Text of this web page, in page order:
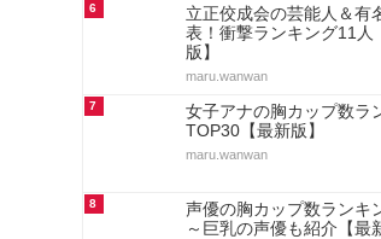
6
立正佼成会の芸能人＆有
表！衝撃ランキング11人
版】
maru.wanwan
7
女子アナの胸カップ数ラ
TOP30【最新版】
maru.wanwan
8
声優の胸カップ数ランキ
～巨乳の声優も紹介【最